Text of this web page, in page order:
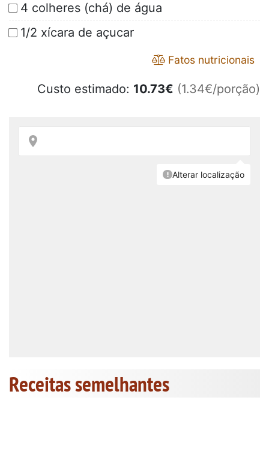
4 colheres (chá) de água
1/2 xícara de açucar
Fatos nutricionais
Custo estimado: 10.73€ (1.34€/porção)
Receitas semelhantes